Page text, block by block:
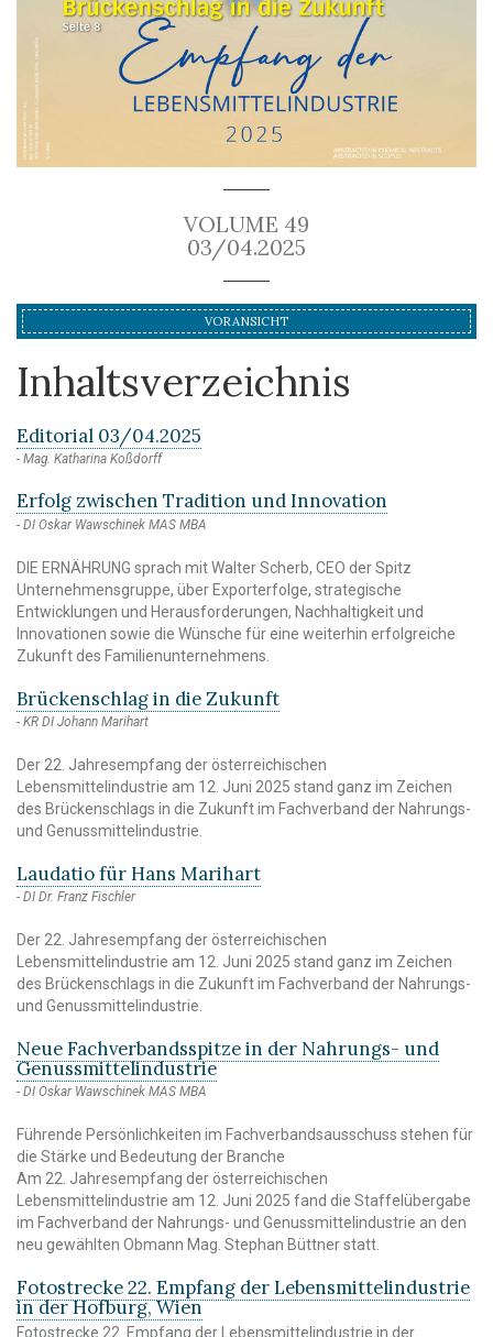
VOLUME 49
03/04.2025
VORANSICHT
Inhaltsverzeichnis
Editorial 03/04.2025
Mag. Katharina Koßdorff
Erfolg zwischen Tradition und Innovation
DI Oskar Wawschinek MAS MBA
DIE ERNÄHRUNG sprach mit Walter Scherb, CEO der Spitz
Unternehmensgruppe, über Exporterfolge, strategische
Entwicklungen und Herausforderungen, Nachhaltigkeit und
Innovationen sowie die Wünsche für eine weiterhin erfolgreiche
Zukunft des Familienunternehmens.
Brückenschlag in die Zukunft
KR DI Johann Marihart
Der 22. Jahresempfang der österreichischen
Lebensmittelindustrie am 12. Juni 2025 stand ganz im Zeichen
des Brückenschlags in die Zukunft im Fachverband der Nahrungs-
und Genussmittelindustrie.
Laudatio für Hans Marihart
DI Dr. Franz Fischler
Der 22. Jahresempfang der österreichischen
Lebensmittelindustrie am 12. Juni 2025 stand ganz im Zeichen
des Brückenschlags in die Zukunft im Fachverband der Nahrungs-
und Genussmittelindustrie.
Neue Fachverbandsspitze in der Nahrungs- und
Genussmittelindustrie
DI Oskar Wawschinek MAS MBA
Führende Persönlichkeiten im Fachverbandsausschuss stehen für
die Stärke und Bedeutung der Branche
Am 22. Jahresempfang der österreichischen
Lebensmittelindustrie am 12. Juni 2025 fand die Staffelübergabe
im Fachverband der Nahrungs- und Genussmittelindustrie an den
neu gewählten Obmann Mag. Stephan Büttner statt.
Fotostrecke 22. Empfang der Lebensmittelindustrie
in der Hofburg, Wien
Fotostrecke 22. Empfang der Lebensmittelindustrie in der